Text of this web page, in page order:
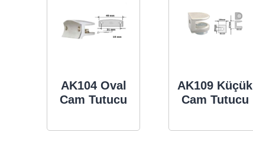
AK104 Oval
Cam Tutucu
AK109 Küçük
Cam Tutucu